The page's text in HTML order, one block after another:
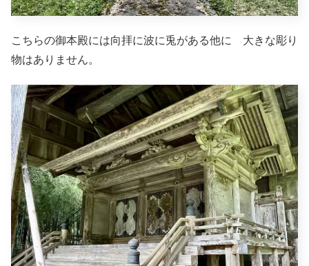
こちらの御本殿には向拝に波に兎がある他に 大きな彫り
物はありません。